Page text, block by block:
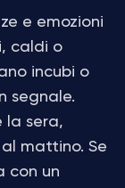
e emozioni
caldi o
incubi o
segnale.
la sera,
mattino. Se
con un